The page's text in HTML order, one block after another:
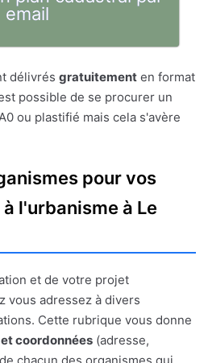
email
délivrés gratuitement en format
possible de se procurer un
ou plastifié mais cela s'avère
pour vos
l'urbanisme à Le
et de votre projet
vous adressez à divers
Cette rubrique vous donne
coordonnées (adresse,